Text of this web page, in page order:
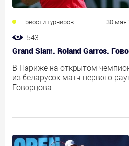
Новости турниров 30 мая
543
Grand Slam. Roland Garros.
В Париже на открытом
из беларусок матч первого
Говорцова.